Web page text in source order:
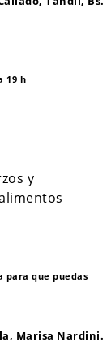
19 h
y
para que puedas
Marisa Nardini.